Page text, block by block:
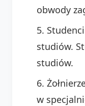
obwody
studiów.
studiów.
w